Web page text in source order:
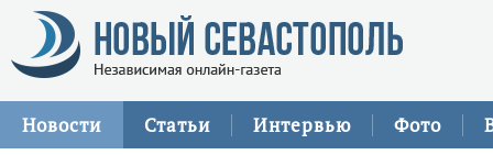
Новости Статьи Интервью Фото